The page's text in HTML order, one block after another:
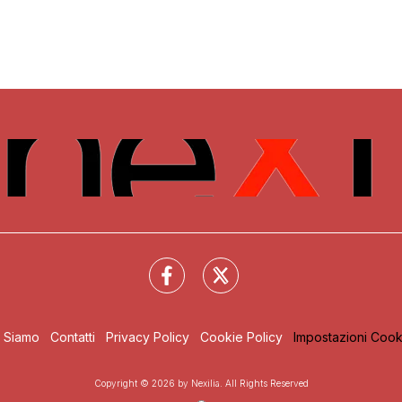
Siamo Contatti Privacy Policy Cookie Policy Impostazioni
Copyright © 2026 by Nexilia. All Rights Reserved